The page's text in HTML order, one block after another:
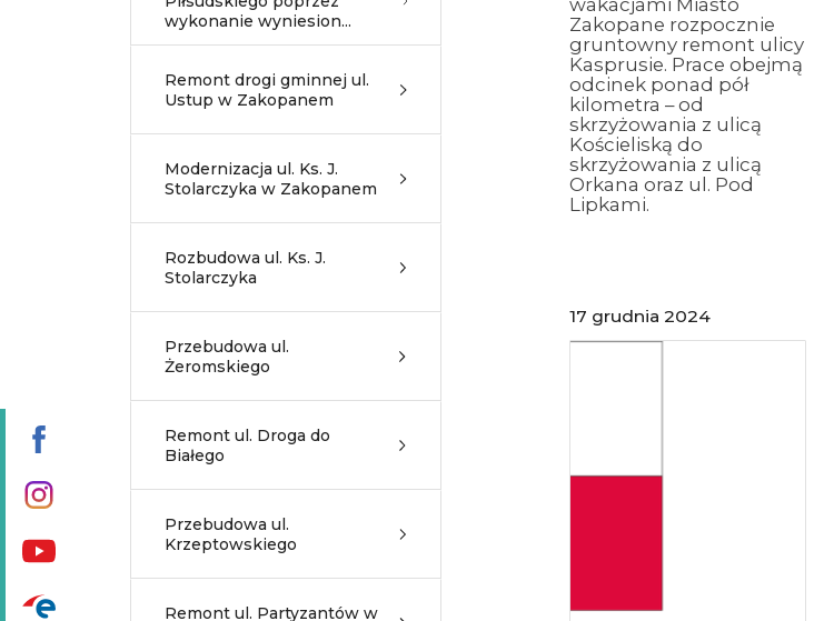
wykonanie wyniesion...
Remont drogi gminnej ul.
Ustup w Zakopanem
Modernizacja ul. Ks. J.
Stolarczyka w Zakopanem
Rozbudowa ul. Ks. J.
Stolarczyka
Przebudowa ul.
Żeromskiego
Remont ul. Droga do
Białego
Przebudowa ul.
Krzeptowskiego
Remont ul. Partyzantów w
wakacjami Miasto
Zakopane rozpocznie
gruntowny remont ulicy
Kasprusie. Prace obejmą
odcinek ponad pół
kilometra – od
skrzyżowania z ulicą
Kościeliską do
skrzyżowania z ulicą
Orkana oraz ul. Pod
Lipkami.
17 grudnia 2024